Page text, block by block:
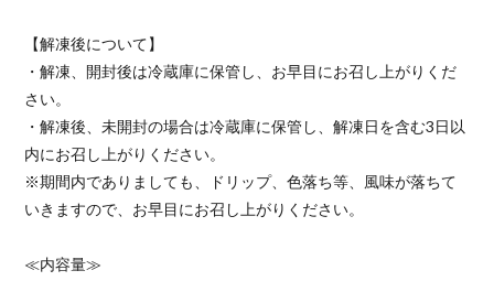
【解凍後について】
・解凍、開封後は冷蔵庫に保管し、お早目にお召し上がりくだ
さい。
・解凍後、未開封の場合は冷蔵庫に保管し、解凍日を含む3日以
内にお召し上がりください。
※期間内でありましても、ドリップ、色落ち等、風味が落ちて
いきますので、お早目にお召し上がりください。
≪内容量≫